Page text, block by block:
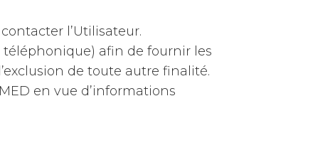
l’Utilisateur.
téléphonique) afin de fournir les
de toute autre finalité.
en vue d’informations